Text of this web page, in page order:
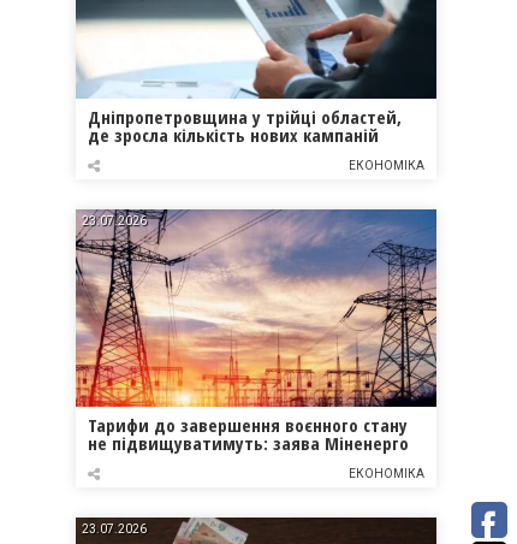
Дніпропетровщина у трійці областей,
де зросла кількість нових кампаній
ЕКОНОМІКА
23.07.2026
Тарифи до завершення воєнного стану
не підвищуватимуть: заява Міненерго
ЕКОНОМІКА
23.07.2026